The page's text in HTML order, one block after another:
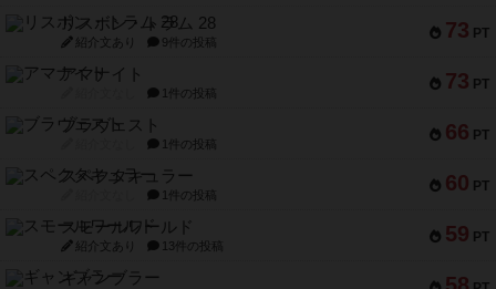
73 PT
リスボン・トラム 28
紹介文あり 9件の投稿
73 PT
アマナイト
1件の投稿
66 PT
ブラヴェスト
1件の投稿
60 PT
スペクタキュラー
1件の投稿
59 PT
スモールワールド
紹介文あり 13件の投稿
ギャンブラー